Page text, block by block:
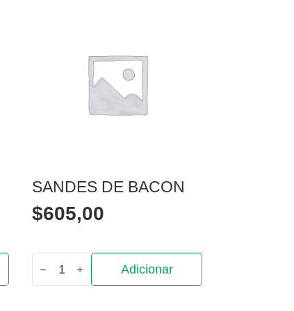
SANDES DE BACON
$605,00
Quantidade
de
Sandes
Adicionar